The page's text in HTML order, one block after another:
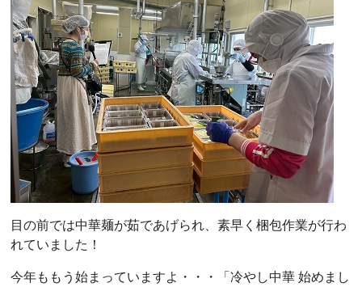
目の前では中華麺が茹であげられ、素早く梱包作業が行わ
れていました！
今年ももう始まっていますよ・・・「冷やし中華 始めまし